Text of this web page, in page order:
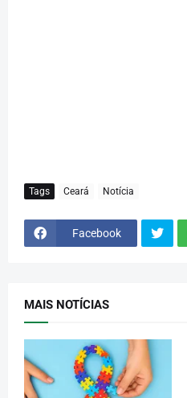
Tags Ceará Notícia
Facebook
MAIS NOTÍCIAS